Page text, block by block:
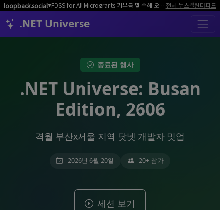
loopback.social▼ FOSS for All Microgrants 기부금 및 수혜 오픈소스 프로젝트/커뮤니티 모집 전체 뉴스캘린더피드
.NET Universe
종료된 행사
.NET Universe: Busan
Edition, 2606
격월 부산x서울 지역 닷넷 개발자 밋업
2026년 6월 20일 20+ 참가
세션 보기